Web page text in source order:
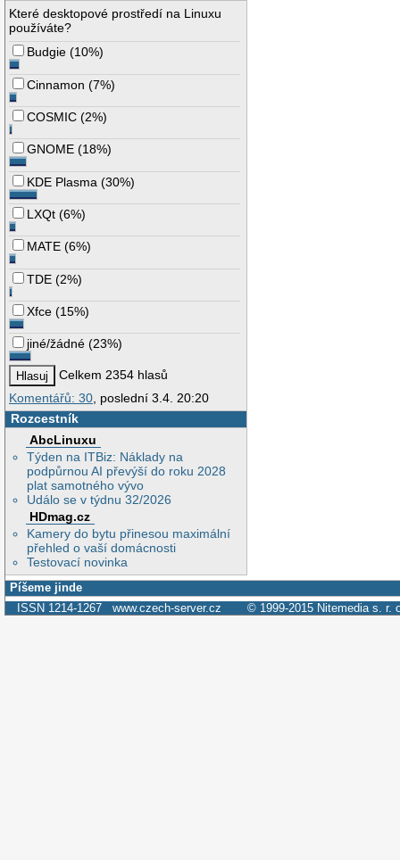
Které desktopové prostředí na Linuxu
používáte?
Budgie (10%)
Cinnamon (7%)
COSMIC (2%)
GNOME (18%)
KDE Plasma (30%)
LXQt (6%)
MATE (6%)
TDE (2%)
Xfce (15%)
jiné/žádné (23%)
Celkem 2354 hlasů
Komentářů: 30 , poslední 3.4. 20:20
Rozcestník
AbcLinuxu
Týden na ITBiz: Náklady na
podpůrnou AI převýší do roku 2028
plat samotného vývo
Událo se v týdnu 32/2026
HDmag.cz
Kamery do bytu přinesou maximální
přehled o vaší domácnosti
Testovací novinka
Píšeme jinde
ISSN 1214-1267 www.czech-server.cz © 1999-2015 Nitemedia s. r.